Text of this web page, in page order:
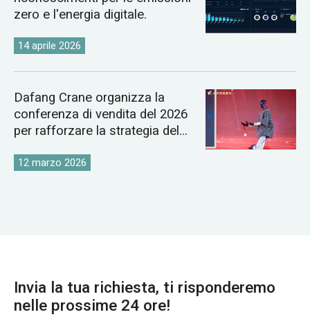
zero e l'energia digitale.
14 aprile 2026
Dafang Crane organizza la
conferenza di vendita del 2026
per rafforzare la strategia del
12 marzo 2026
Invia la tua richiesta, ti risponderemo
nelle prossime 24 ore!